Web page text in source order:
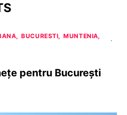
BUCURESTI
MUNTENIA
pentru Bucureşti